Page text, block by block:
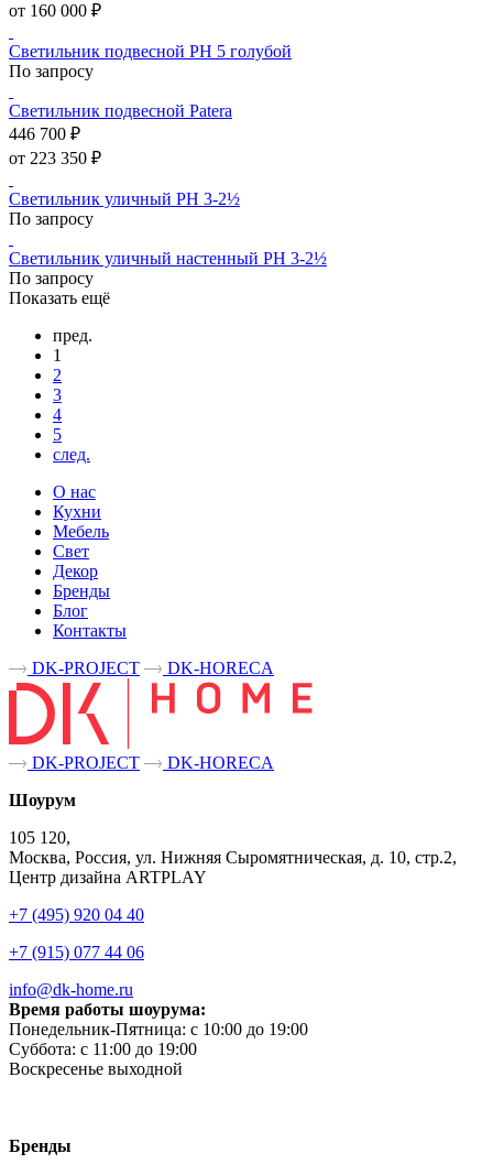
от 160 000 ₽
Светильник подвесной PH 5 голубой
По запросу
Светильник подвесной Patera
446 700 ₽
от 223 350 ₽
Светильник уличный PH 3-2½
По запросу
Светильник уличный настенный PH 3-2½
По запросу
Показать ещё
пред.
1
2
3
4
5
след.
О нас
Кухни
Мебель
Свет
Декор
Бренды
Блог
Контакты
DK-PROJECT
DK-HORECA
DK-PROJECT
DK-HORECA
Шоурум
105 120,
Москва, Россия, ул. Нижняя Сыромятническая, д. 10, стр.2,
Центр дизайна ARTPLAY
+7 (495) 920 04 40
+7 (915) 077 44 06
info@dk-home.ru
Время работы шоурума:
Понедельник-Пятница: c 10:00 до 19:00
Суббота: c 11:00 до 19:00
Воскресенье выходной
Бренды